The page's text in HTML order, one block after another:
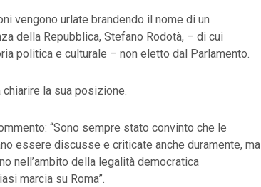
vengono urlate brandendo il nome di un
della Repubblica, Stefano Rodotà, – di cui
politica e culturale – non eletto dal Parlamento.
la sua posizione.
“Sono sempre stato convinto che le
essere discusse e criticate anche duramente, ma
nell’ambito della legalità democratica
marcia su Roma”.